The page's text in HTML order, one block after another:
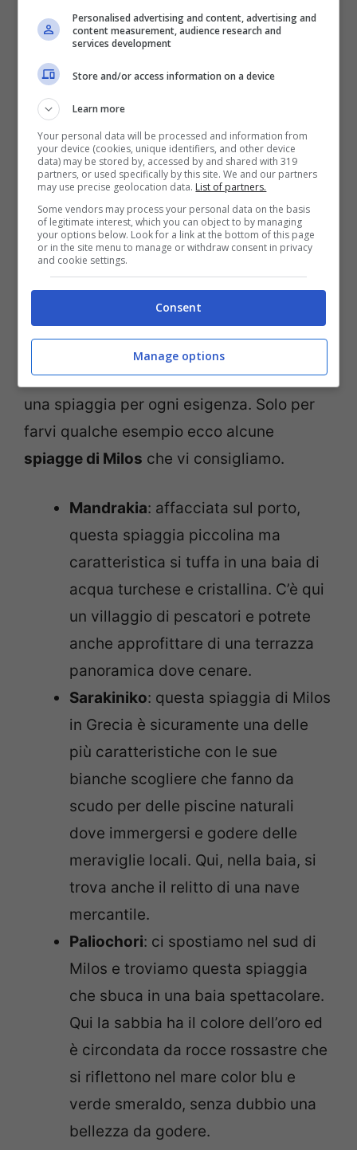
iStock
Se vi trovate quindi in
durante l’estate, lespiaggequi sono molto
belle e potrete scegliere tra ben 70 lidi
diversi. Spiagge di sabbia, rocciose,
turistiche, meno conosciute…insomma,
una spiaggia per ogni esigenza. Solo per
farvi qualche esempio ecco alcune
spiagge di Milos che vi consigliamo.
Mandrakia: affacciata sul porto,
questa spiaggia piccolina ma
caratteristica si tuffa in una baia di
acqua turchese e cristallina. C’è qui
un villaggio di pescatori e potrete
anche approfittare di una terrazza
panoramica dove cenare.
Sarakiniko: questa spiaggia di Milos
in Grecia è sicuramente una delle
più caratteristiche con le sue
bianche scogliere che fanno da
scudo per delle piscine naturali
dove immergersi e godere delle
meraviglie locali. Qui, nella baia, si
trova anche il relitto di una nave
mercantile.
Paliochori: ci spostiamo nel sud di
Milos e troviamo questa spiaggia
che sbuca in una baia spettacolare.
Qui la sabbia ha il colore dell’oro ed
è circondata da rocce rossastre che
si riflettono nel mare color blu e
verde smeraldo, senza dubbio una
bellezza da godere.
Personalised advertising and content, advertising and
content measurement, audience research and
services development
Store and/or access information on a device
Learn more
Your personal data will be processed and information from
your device (cookies, unique identifiers, and other device
data) may be stored by, accessed by and shared with 319
partners, or used specifically by this site. We and our partners
may use precise geolocation data. List of partners.
Some vendors may process your personal data on the basis
of legitimate interest, which you can object to by managing
your options below. Look for a link at the bottom of this page
or in the site menu to manage or withdraw consent in privacy
and cookie settings.
Consent
Manage options